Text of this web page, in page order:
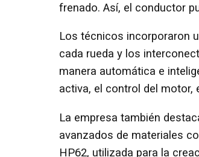
frenado. Así, el conductor
Los técnicos incorporaron
cada rueda y los
manera automática e
activa, el control del motor,
La empresa también
avanzados de materiales
HP62, utilizada para la